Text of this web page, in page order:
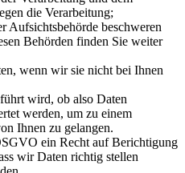
die Verarbeitung;
Aufsichtsbehörde beschweren
Behörden finden Sie weiter
wenn wir sie nicht bei Ihnen
wird, ob also Daten
werden, um zu einem
Ihnen zu gelangen.
ein Recht auf Berichtigung
wir Daten richtig stellen